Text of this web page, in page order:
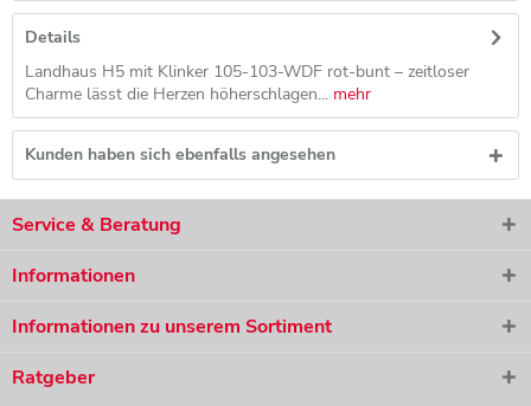
Details
Landhaus H5 mit Klinker 105-103-WDF rot-bunt – zeitloser
Charme lässt die Herzen höherschlagen... mehr
Kunden haben sich ebenfalls angesehen
Service & Beratung
Informationen
Informationen zu unserem Sortiment
Ratgeber